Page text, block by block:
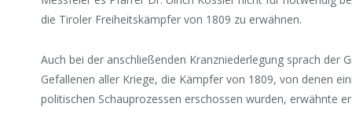
die Tiroler Freiheitskämpfer von 1809 zu erwähnen.
Auch bei der anschließenden Kranzniederlegung sprach der
Gefallenen aller Kriege, die Kämpfer von 1809, von denen
politischen Schauprozessen erschossen wurden, erwähnte